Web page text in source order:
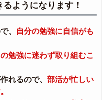
ようになります！
、
自分の勉強に自信がも
勉強に迷わず取り組むこ
れるので、 部活が忙しい